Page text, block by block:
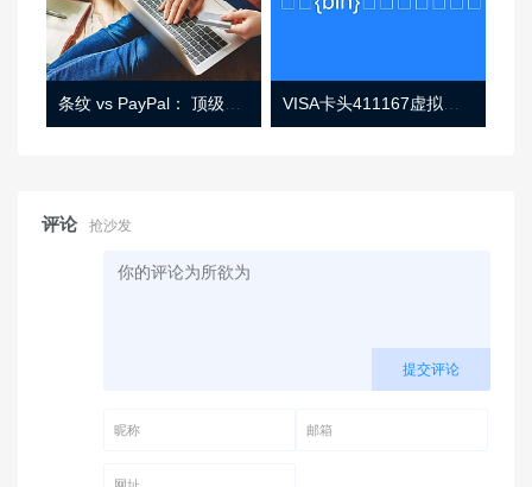
条纹 vs PayPal： 顶级功能， 定价 （和更多！ VISA卡头411167虚拟卡基础信息
评论 抢沙发
提交评论